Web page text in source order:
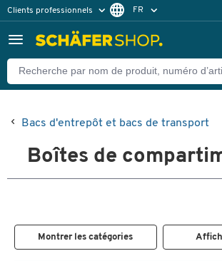
Clients professionnels
Clients particuliers
FR
Bacs d'entrepôt et bacs de transport
Boîtes de
Montrer les catégories